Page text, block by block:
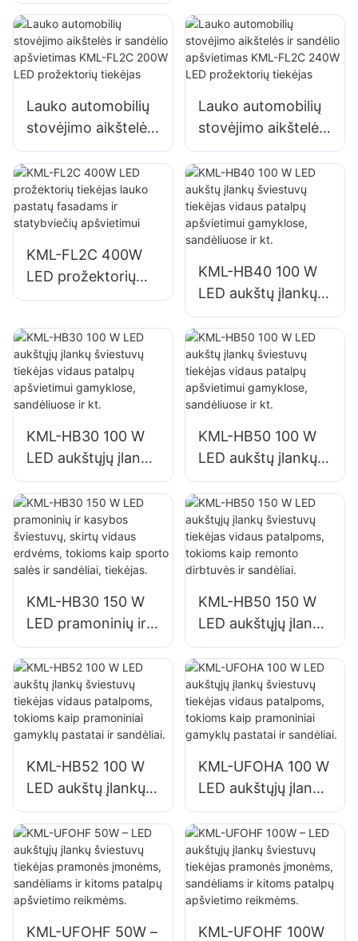
reklaminiams
stendams ir
dideliems iškabų
Lauko automobilių
stovėjimo aikštelės
ir sandėlio
apšvietimas KML-
FL2C 200W LED
prožektorių tiekėjas
Lauko automobilių
stovėjimo aikštelės
ir sandėlio
apšvietimas KML-
FL2C 240W LED
prožektorių tiekėjas
KML-FL2C 400W
LED prožektorių
tiekėjas lauko
statybviečių
apšvietimui
KML-HB40 100 W
LED aukštų įlankų
šviestuvų tiekėjas
vidaus patalpų
apšvietimui
gamyklose,
sandėliuose ir kt.
KML-HB30 100 W
LED aukštųjų įlankų
šviestuvų tiekėjas
vidaus patalpų
apšvietimui
gamyklose,
sandėliuose ir kt.
KML-HB50 100 W
LED aukštų įlankų
šviestuvų tiekėjas
vidaus patalpų
apšvietimui
gamyklose,
sandėliuose ir kt.
KML-HB30 150 W
LED pramoninių ir
kasybos šviestuvų,
skirtų vidaus
erdvėms, tokioms
kaip sporto salės ir
sandėliai, tiekėjas.
KML-HB50 150 W
LED aukštųjų įlankų
šviestuvų tiekėjas
vidaus patalpoms,
tokioms kaip
remonto dirbtuvės
ir sandėliai.
KML-HB52 100 W
LED aukštų įlankų
šviestuvų tiekėjas
vidaus patalpoms,
tokioms kaip
pramoniniai
gamyklų pastatai ir
KML-UFOHA 100 W
LED aukštųjų įlankų
šviestuvų tiekėjas
vidaus patalpoms,
tokioms kaip
pramoniniai
gamyklų pastatai ir
KML-UFOHF 50W –
KML-UFOHF 100W